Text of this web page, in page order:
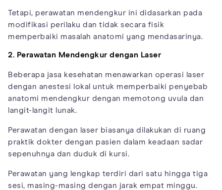
Tetapi, perawatan mendengkur ini didasarkan pada
modifikasi perilaku dan tidak secara fisik
memperbaiki masalah anatomi yang mendasarinya.
2. Perawatan Mendengkur dengan Laser
Beberapa jasa kesehatan menawarkan operasi laser
dengan anestesi lokal untuk memperbaiki penyebab
anatomi mendengkur dengan memotong uvula dan
langit-langit lunak.
Perawatan dengan laser biasanya dilakukan di ruang
praktik dokter dengan pasien dalam keadaan sadar
sepenuhnya dan duduk di kursi.
Perawatan yang lengkap terdiri dari satu hingga tiga
sesi, masing-masing dengan jarak empat minggu.